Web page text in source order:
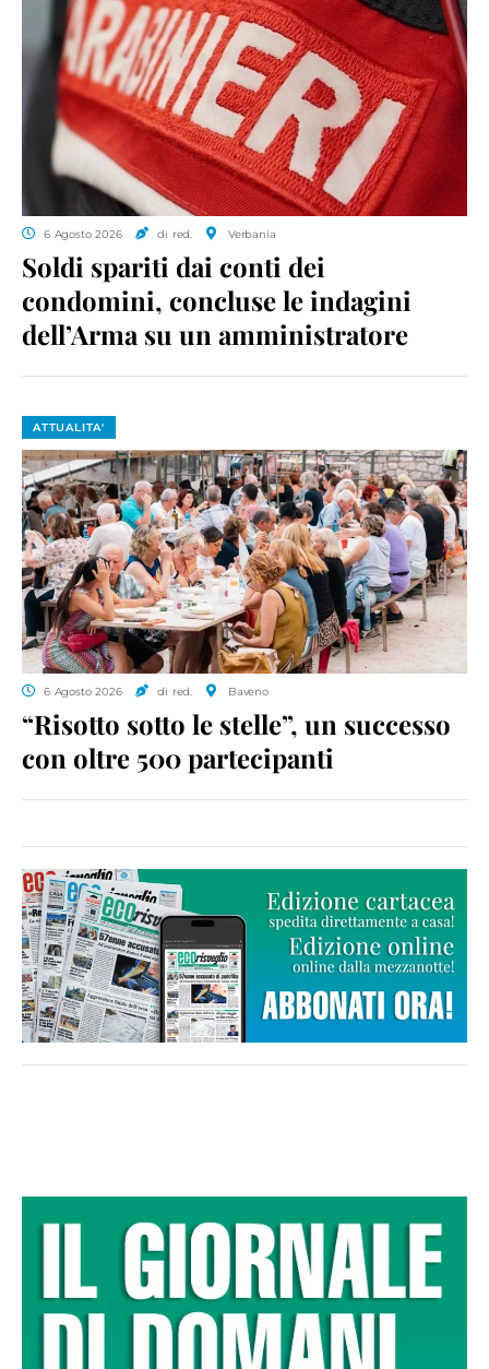
6 Agosto 2026 di red. Verbania
Soldi spariti dai conti dei
condomini, concluse le indagini
dell’Arma su un amministratore
ATTUALITA'
6 Agosto 2026 di red. Baveno
“Risotto sotto le stelle”, un successo
con oltre 500 partecipanti